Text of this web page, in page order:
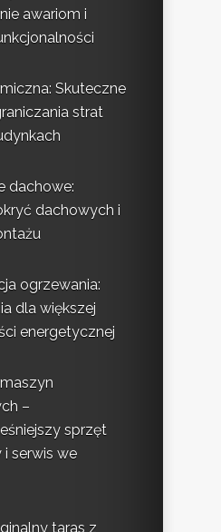
awariom i
Skuteczne
strat
dachowe:
dachowych i
ogrzewania:
dla większej
energetycznej
–
sprzęt
serwis we
taras z